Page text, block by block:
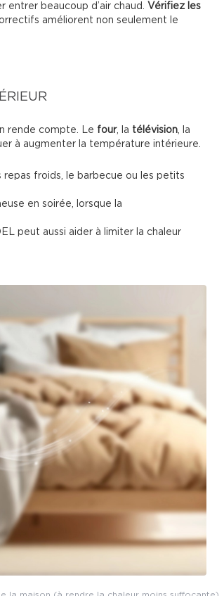
beaucoup d’air chaud. Vérifiez les
améliorent non seulement le
rende compte. Le four, la télévision , la
à augmenter la température intérieure.
repas froids, le barbecue ou les petits
en soirée, lorsque la
peut aussi aider à limiter la chaleur